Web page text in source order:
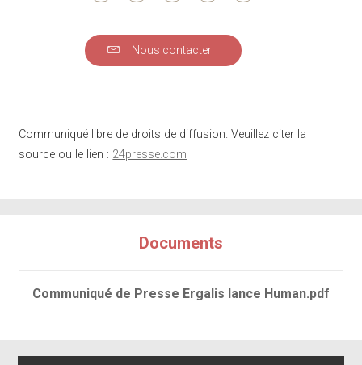
Nous contacter
Communiqué libre de droits de diffusion. Veuillez citer la
source ou le lien : 24presse.com
Documents
Communiqué de Presse Ergalis lance Human.pdf